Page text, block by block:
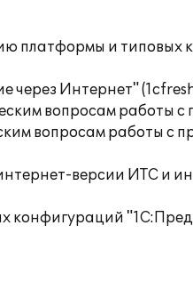
платформы и
через Интернет"
вопросам работы
вопросам работы с
версии ИТС и
конфигураций